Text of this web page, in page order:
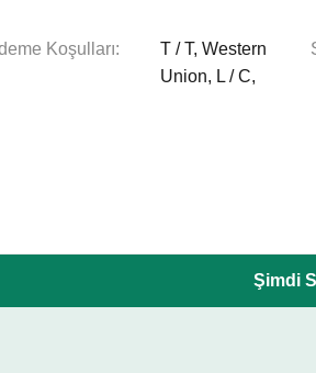
Koşulları:
T / T, Western
Union, L / C,
Şimdi